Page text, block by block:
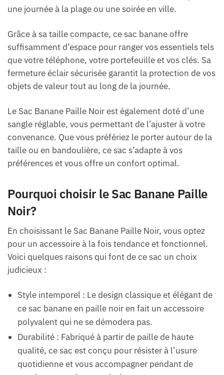
une journée à la plage ou une soirée en ville.
Grâce à sa taille compacte, ce sac banane offre
suffisamment d’espace pour ranger vos essentiels tels
que votre téléphone, votre portefeuille et vos clés. Sa
fermeture éclair sécurisée garantit la protection de vos
objets de valeur tout au long de la journée.
Le Sac Banane Paille Noir est également doté d’une
sangle réglable, vous permettant de l’ajuster à votre
convenance. Que vous préfériez le porter autour de la
taille ou en bandoulière, ce sac s’adapte à vos
préférences et vous offre un confort optimal.
Pourquoi choisir le Sac Banane Paille
Noir?
En choisissant le Sac Banane Paille Noir, vous optez
pour un accessoire à la fois tendance et fonctionnel.
Voici quelques raisons qui font de ce sac un choix
judicieux :
Style intemporel : Le design classique et élégant de
ce sac banane en paille noir en fait un accessoire
polyvalent qui ne se démodera pas.
Durabilité : Fabriqué à partir de paille de haute
qualité, ce sac est conçu pour résister à l’usure
quotidienne et vous accompagner pendant de